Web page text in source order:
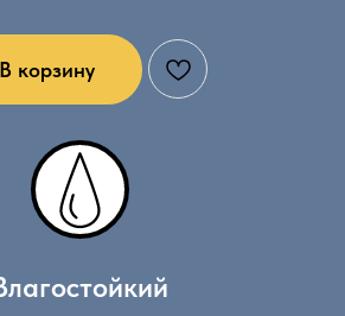
В корзину